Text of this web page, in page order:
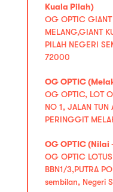
Kuala Pilah)
OG OPTIC GIANT
MELANG,GIANT
PILAH NEGERI
72000
OG OPTIC
OG OPTIC, LOT
NO 1, JALAN TUN
PERINGGIT
OG OPTIC
OG OPTIC
BBN1/3,PUTRA
sembilan, Negeri